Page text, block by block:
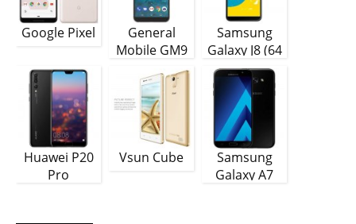
Google Pixel
General
Mobile GM9
Samsung
Galaxy J8 (64
GB)
Huawei P20
Pro
Vsun Cube
Samsung
Galaxy A7